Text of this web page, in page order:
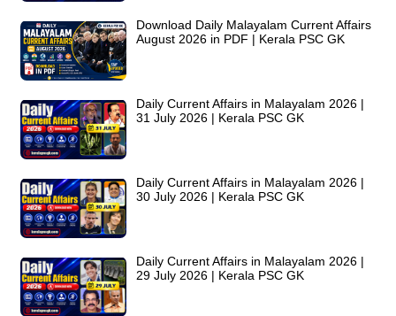
Download Daily Malayalam Current Affairs
August 2026 in PDF | Kerala PSC GK
Daily Current Affairs in Malayalam 2026 |
31 July 2026 | Kerala PSC GK
Daily Current Affairs in Malayalam 2026 |
30 July 2026 | Kerala PSC GK
Daily Current Affairs in Malayalam 2026 |
29 July 2026 | Kerala PSC GK